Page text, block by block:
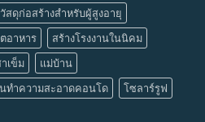
วัสดุก่อสร้างสำหรับผู้สูงอายุ
อาหาร
สร้างโรงงานในนิคม
าเข็ม
แม่บ้าน
ทำความสะอาดคอนโด
โซลาร์รูฟ